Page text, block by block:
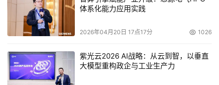
体系化能力应用实践
2026年04月20日 17点17分 1026
紫光云2026 AI战略：从云到智，以垂直
大模型重构政企与工业生产力